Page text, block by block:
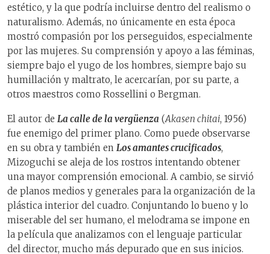
estético, y la que podría incluirse dentro del realismo o
naturalismo. Además, no únicamente en esta época
mostró compasión por los perseguidos, especialmente
por las mujeres. Su comprensión y apoyo a las féminas,
siempre bajo el yugo de los hombres, siempre bajo su
humillación y maltrato, le acercarían, por su parte, a
otros maestros como Rossellini o Bergman.
El autor de La calle de la vergüenza (Akasen chitai, 1956)
fue enemigo del primer plano. Como puede observarse
en su obra y también en Los amantes crucificados,
Mizoguchi se aleja de los rostros intentando obtener
una mayor comprensión emocional. A cambio, se sirvió
de planos medios y generales para la organización de la
plástica interior del cuadro. Conjuntando lo bueno y lo
miserable del ser humano, el melodrama se impone en
la película que analizamos con el lenguaje particular
del director, mucho más depurado que en sus inicios.